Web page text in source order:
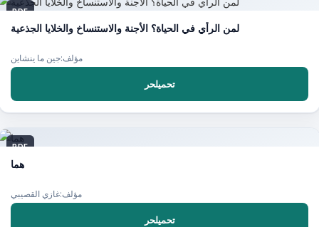
PDF
لمن الرأي في الحياة؟ الأجنة والاستنساخ والخلايا الجذعية
مؤلف:جين ما ينشاين
تحميلحر
PDF
هما
مؤلف:غازي القصيبي
تحميلحر